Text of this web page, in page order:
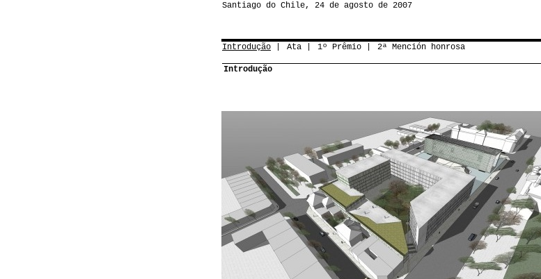
Santiago do Chile, 24 de agosto de 2007
Introdução Ata 1º Prêmio 2ª Mención honrosa
Introdução